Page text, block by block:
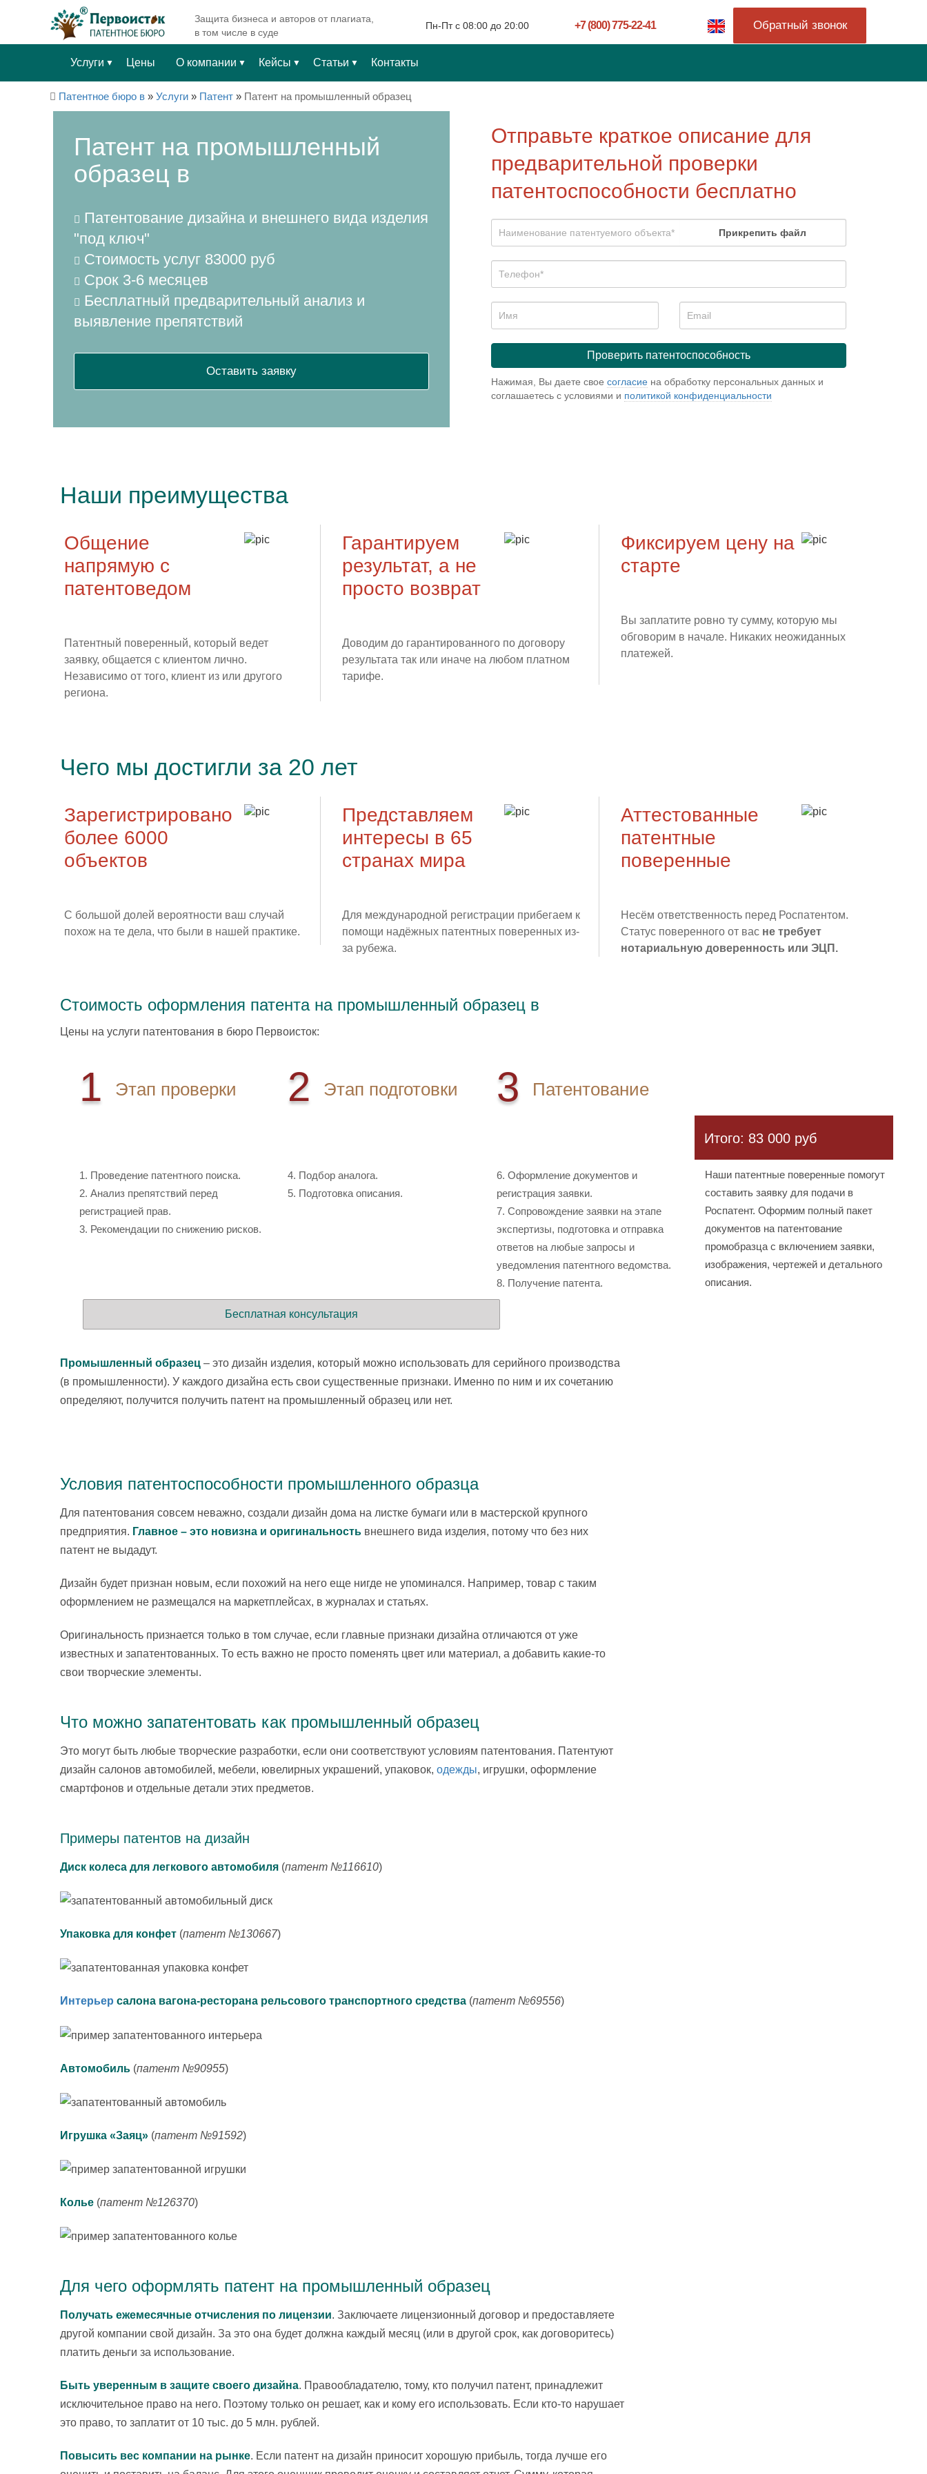
Защита бизнеса и авторов от плагиата,
в том числе в суде
Пн-Пт c 08:00 до 20:00 +7 (800) 775-22-41 Обратный звонок
Услуги ▼ Цены О компании ▼ Кейсы ▼ Статьи ▼ Контакты
Патентное бюро в » Услуги » Патент » Патент на промышленный образец
Патент на промышленный
образец в
Патентование дизайна и внешнего вида изделия
"под ключ"
Стоимость услуг 83000 руб
Срок 3-6 месяцев
Бесплатный предварительный анализ и
выявление препятствий
Оставить заявку
Отправьте краткое описание для
предварительной проверки
патентоспособности бесплатно
Прикрепить файл
Нажимая, Вы даете свое согласие на обработку персональных данных и
соглашаетесь с условиями и политикой конфиденциальности
Наши преимущества
Общение
напрямую с
патентоведом
Патентный поверенный, который ведет
заявку, общается с клиентом лично.
Независимо от того, клиент из или другого
региона.
Гарантируем
результат, а не
просто возврат
Доводим до гарантированного по договору
результата так или иначе на любом платном
тарифе.
Фиксируем цену на
старте
Вы заплатите ровно ту сумму, которую мы
обговорим в начале. Никаких неожиданных
платежей.
Чего мы достигли за 20 лет
Зарегистрировано
более 6000
объектов
С большой долей вероятности ваш случай
похож на те дела, что были в нашей практике.
Представляем
интересы в 65
странах мира
Для международной регистрации прибегаем к
помощи надёжных патентных поверенных из-
за рубежа.
Аттестованные
патентные
поверенные
Несём ответственность перед Роспатентом.
Статус поверенного от вас не требует
нотариальную доверенность или ЭЦП.
Стоимость оформления патента на промышленный образец в
Цены на услуги патентования в бюро Первоисток:
1 Этап проверки
1. Проведение патентного поиска.
2. Анализ препятствий перед
регистрацией прав.
3. Рекомендации по снижению рисков.
2 Этап подготовки
4. Подбор аналога.
5. Подготовка описания.
3 Патентование
6. Оформление документов и
регистрация заявки.
7. Сопровождение заявки на этапе
экспертизы, подготовка и отправка
ответов на любые запросы и
уведомления патентного ведомства.
8. Получение патента.
Итого: 83 000 руб
Наши патентные поверенные помогут
составить заявку для подачи в
Роспатент. Оформим полный пакет
документов на патентование
промобразца с включением заявки,
изображения, чертежей и детального
описания.
Бесплатная консультация
Промышленный образец – это дизайн изделия, который можно использовать для серийного производства
(в промышленности). У каждого дизайна есть свои существенные признаки. Именно по ним и их сочетанию
определяют, получится получить патент на промышленный образец или нет.
Условия патентоспособности промышленного образца
Для патентования совсем неважно, создали дизайн дома на листке бумаги или в мастерской крупного
предприятия. Главное – это новизна и оригинальность внешнего вида изделия, потому что без них
патент не выдадут.
Дизайн будет признан новым, если похожий на него еще нигде не упоминался. Например, товар с таким
оформлением не размещался на маркетплейсах, в журналах и статьях.
Оригинальность признается только в том случае, если главные признаки дизайна отличаются от уже
известных и запатентованных. То есть важно не просто поменять цвет или материал, а добавить какие-то
свои творческие элементы.
Что можно запатентовать как промышленный образец
Это могут быть любые творческие разработки, если они соответствуют условиям патентования. Патентуют
дизайн салонов автомобилей, мебели, ювелирных украшений, упаковок, одежды, игрушки, оформление
смартфонов и отдельные детали этих предметов.
Примеры патентов на дизайн
Диск колеса для легкового автомобиля (патент №116610)
Упаковка для конфет (патент №130667)
Интерьер салона вагона-ресторана рельсового транспортного средства (патент №69556)
Автомобиль (патент №90955)
Игрушка «Заяц» (патент №91592)
Колье (патент №126370)
Для чего оформлять патент на промышленный образец
Получать ежемесячные отчисления по лицензии. Заключаете лицензионный договор и предоставляете
другой компании свой дизайн. За это она будет должна каждый месяц (или в другой срок, как договоритесь)
платить деньги за использование.
Быть уверенным в защите своего дизайна. Правообладателю, тому, кто получил патент, принадлежит
исключительное право на него. Поэтому только он решает, как и кому его использовать. Если кто-то нарушает
это право, то заплатит от 10 тыс. до 5 млн. рублей.
Повысить вес компании на рынке. Если патент на дизайн приносит хорошую прибыль, тогда лучше его